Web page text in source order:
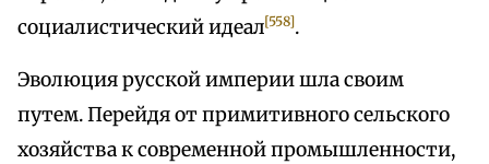
социалистический идеал[558].
Эволюция русской империи шла своим
путем. Перейдя от примитивного сельского
хозяйства к современной промышленности,